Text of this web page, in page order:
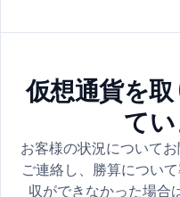
仮想通貨を
てい
お客様の状況について
ご連絡し、勝算につい
収ができなかった場合